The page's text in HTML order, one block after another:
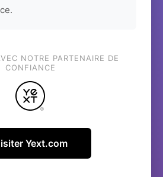
NOTRE PARTENAIRE DE
CONFIANCE
Yext.com